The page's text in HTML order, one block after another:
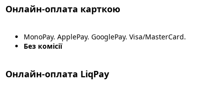
Онлайн-оплата карткою
MonoPay. ApplePay. GooglePay. Visa/MasterCard.
Без комісії
Онлайн-оплата LiqPay